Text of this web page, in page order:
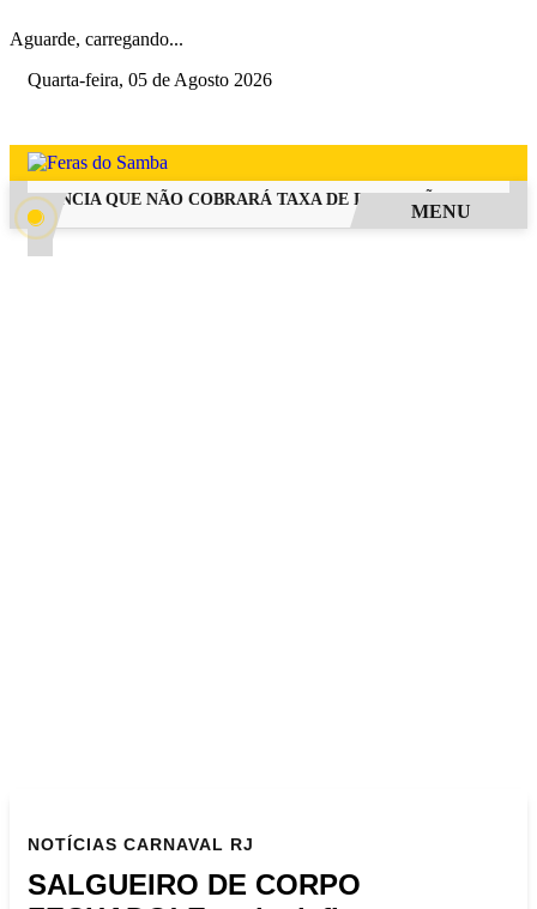
Aguarde, carregando...
Quarta-feira, 05 de Agosto 2026
QUE NÃO COBRARÁ TAXA DE INSCRIÇÃO PARA
MENU
NOTÍCIAS CARNAVAL RJ
SALGUEIRO DE CORPO